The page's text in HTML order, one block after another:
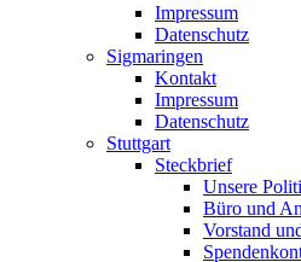
Impressum
Datenschutz
Sigmaringen
Kontakt
Impressum
Datenschutz
Stuttgart
Steckbrief
Unsere
Büro und
Vorstand